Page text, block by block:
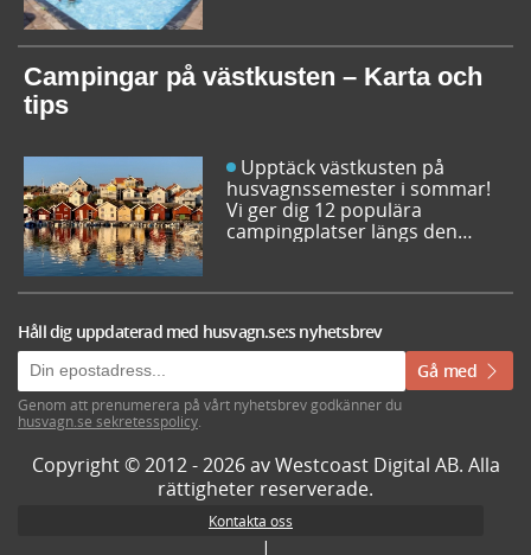
inspireras av campingfolkets
egna favoriter och hitta din
nästa favorit redan idag!
Campingar på västkusten – Karta och
tips
husvagnssemester i sommar!
Vi ger dig 12 populära
campingplatser längs den
campingar längst västkusten
Håll dig uppdaterad med husvagn.se:s nyhetsbrev
Gå med
Genom att prenumerera på vårt nyhetsbrev godkänner du
husvagn.se sekretesspolicy
Copyright © 2012 - 2026 av Westcoast Digital AB. Alla
rättigheter reserverade.
Kontakta oss
|